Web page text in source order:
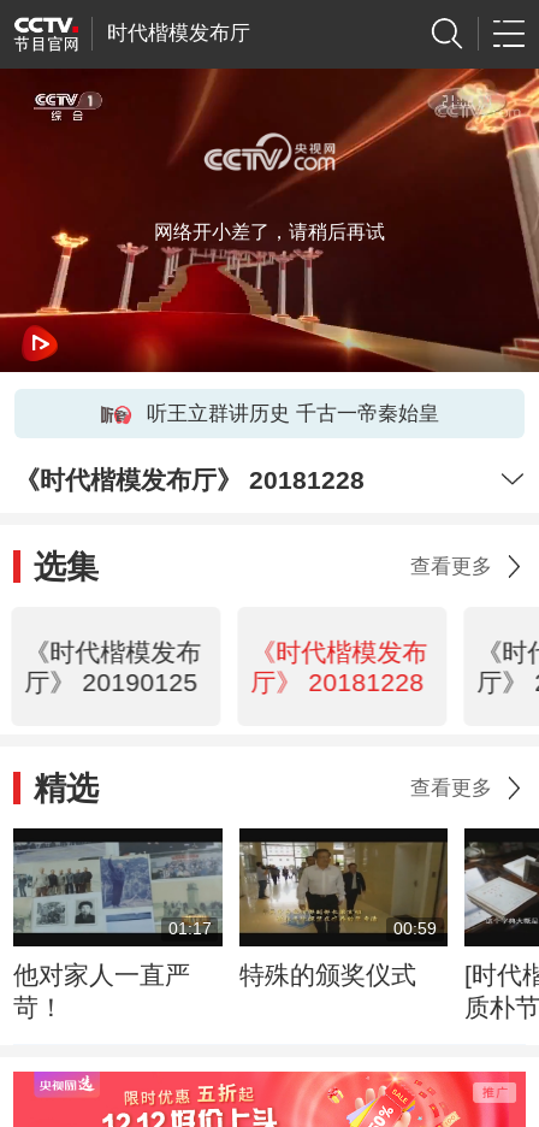
时代楷模发布厅
网络开小差了，请稍后再试
听王立群讲历史 千古一帝秦始皇
《时代楷模发布厅》 20181228
选集 查看更多
《时代楷模发布
厅》 20190125
《时代楷模发布
厅》 20181228
《
厅》
精选 查看更多
01:17
他对家人一直严
苛！
00:59
特殊的颁奖仪式
[时代
质朴节俭